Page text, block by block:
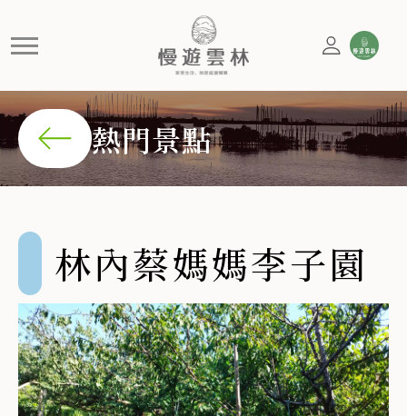
林內蔡媽媽李子園
提供親子體驗採果樂；醃漬將李子洗淨後放入塑膠袋，再
熱門景點
林內蔡媽媽李子園